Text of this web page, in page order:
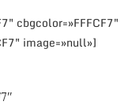
cbgcolor=»FFFCF7″
image=»null»]